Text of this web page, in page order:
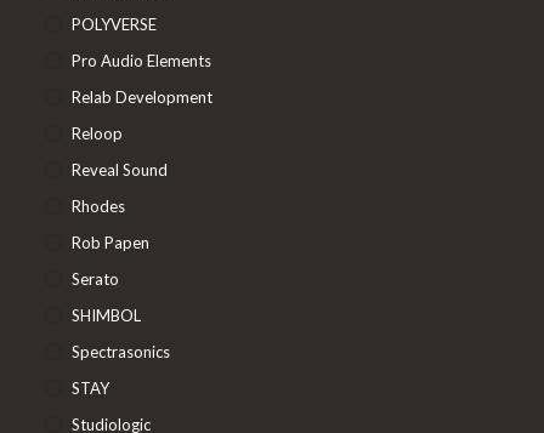
POLYVERSE
Pro Audio Elements
Relab Development
Reloop
Reveal Sound
Rhodes
Rob Papen
Serato
SHIMBOL
Spectrasonics
STAY
Studiologic